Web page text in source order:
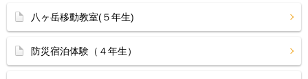
八ヶ岳移動教室(５年生)
防災宿泊体験（４年生）